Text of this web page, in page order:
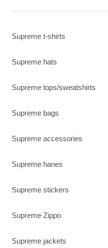
Supreme t-shirts
Supreme hats
Supreme tops/sweatshirts
Supreme bags
Supreme accessories
Supreme hanes
Supreme stickers
Supreme Zippo
Supreme jackets